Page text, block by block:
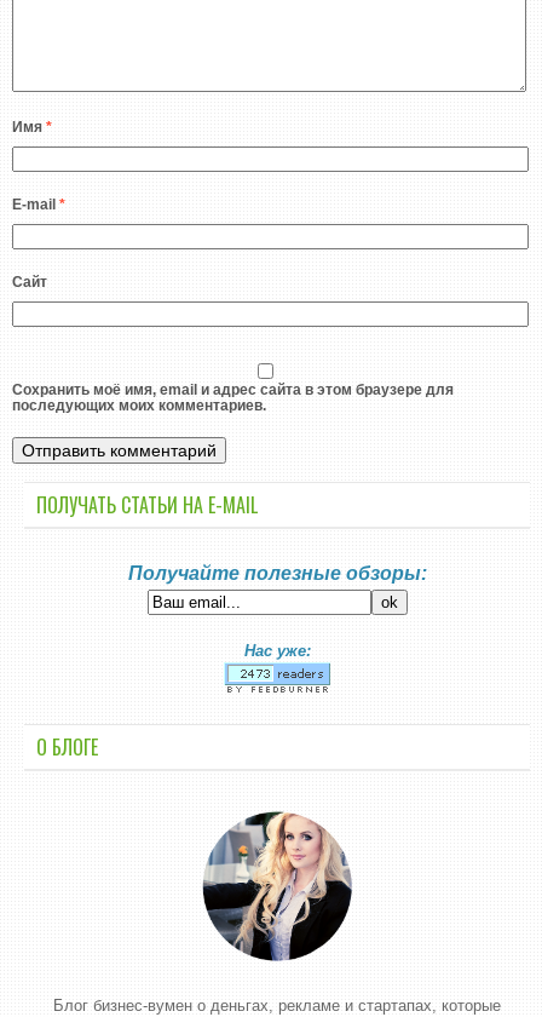
Имя *
E-mail *
Сайт
Сохранить моё имя, email и адрес сайта в этом браузере для
последующих моих комментариев.
ПОЛУЧАТЬ СТАТЬИ НА E-MАIL
Получайте полезные обзоры:
Нас уже:
О БЛОГЕ
Блог бизнес-вумен о деньгах, рекламе и стартапах, которые